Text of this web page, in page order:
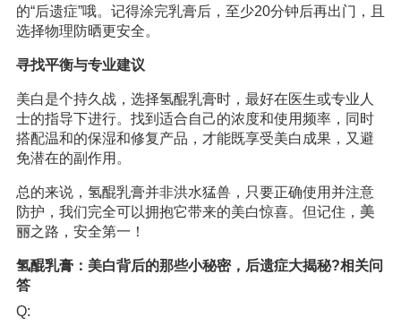
的“后遗症”哦。记得涂完乳膏后，至少20分钟后再出门，且
选择物理防晒更安全。
寻找平衡与专业建议
美白是个持久战，选择氢醌乳膏时，最好在医生或专业人
士的指导下进行。找到适合自己的浓度和使用频率，同时
搭配温和的保湿和修复产品，才能既享受美白成果，又避
免潜在的副作用。
总的来说，氢醌乳膏并非洪水猛兽，只要正确使用并注意
防护，我们完全可以拥抱它带来的美白惊喜。但记住， 美
丽之路，安全第一！
氢醌乳膏：美白背后的那些小秘密，后遗症大揭秘?相关问
答
Q: